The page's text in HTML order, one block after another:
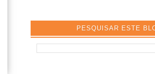
PESQUISAR ESTE